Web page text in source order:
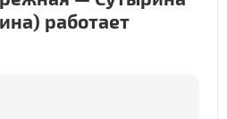
работает